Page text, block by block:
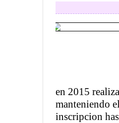
en 2015
manteniendo
inscripcion